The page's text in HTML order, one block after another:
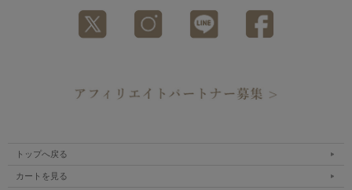
トップへ戻る
カートを見る